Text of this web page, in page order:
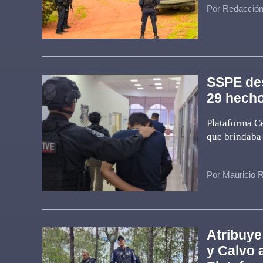
Por Redacción
SSPE
29
Plataforma
que
Por Mauricio
y Calvo